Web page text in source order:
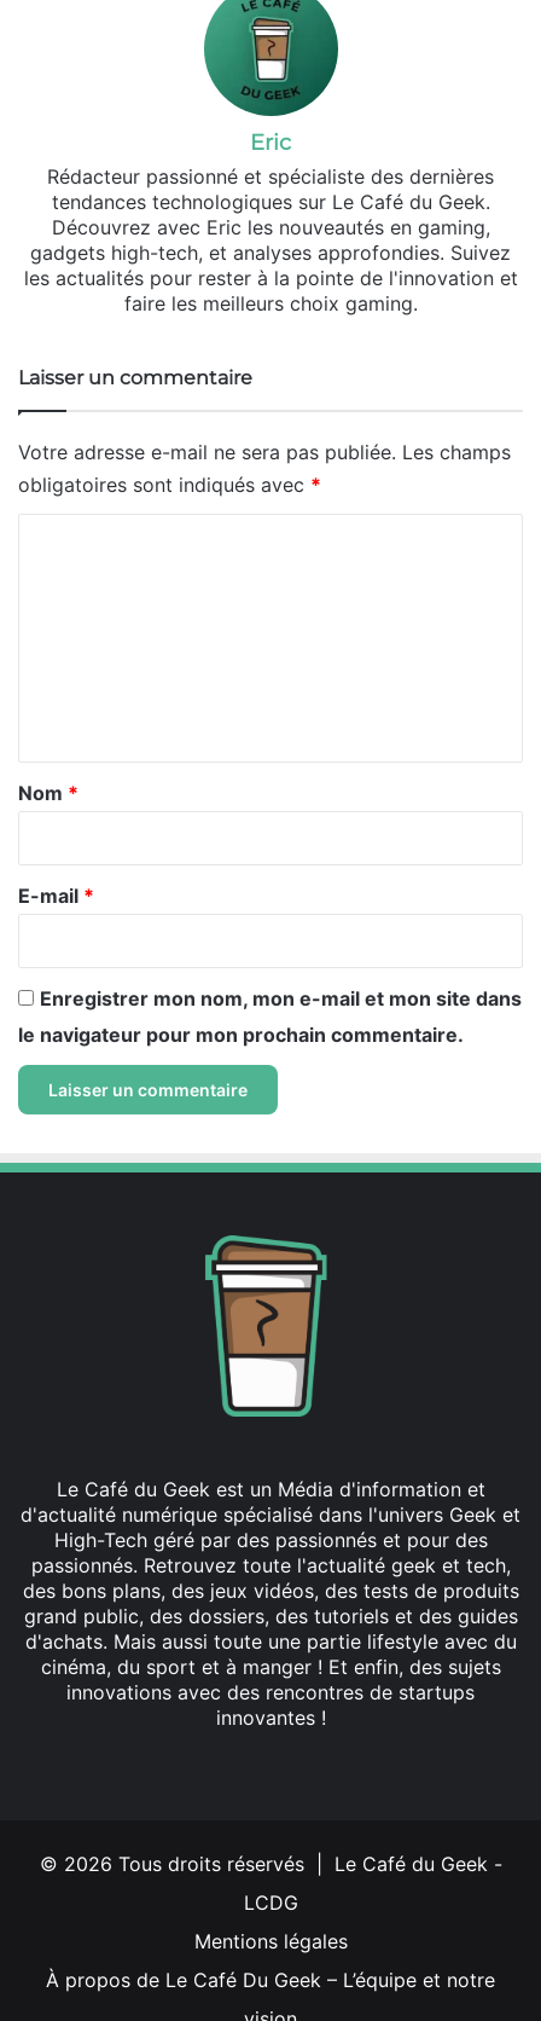
Eric
Rédacteur passionné et spécialiste des dernières
tendances technologiques sur Le Café du Geek.
Découvrez avec Eric les nouveautés en gaming,
gadgets high-tech, et analyses approfondies. Suivez
les actualités pour rester à la pointe de l'innovation et
faire les meilleurs choix gaming.
Laisser un commentaire
Votre adresse e-mail ne sera pas publiée. Les champs
obligatoires sont indiqués avec *
a
r
e
Nom *
E-mail *
Enregistrer mon nom, mon e-mail et mon site dans
le navigateur pour mon prochain commentaire.
Le Café du Geek est un Média d'information et
d'actualité numérique spécialisé dans l'univers Geek et
High-Tech géré par des passionnés et pour des
passionnés. Retrouvez toute l'actualité geek et tech,
des bons plans, des jeux vidéos, des tests de produits
grand public, des dossiers, des tutoriels et des guides
d'achats. Mais aussi toute une partie lifestyle avec du
cinéma, du sport et à manger ! Et enfin, des sujets
innovations avec des rencontres de startups
innovantes !
© 2026 Tous droits réservés | Le Café du Geek -
LCDG
Mentions légales
À propos de Le Café Du Geek – L’équipe et notre